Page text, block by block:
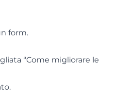
form.
“Come migliorare le